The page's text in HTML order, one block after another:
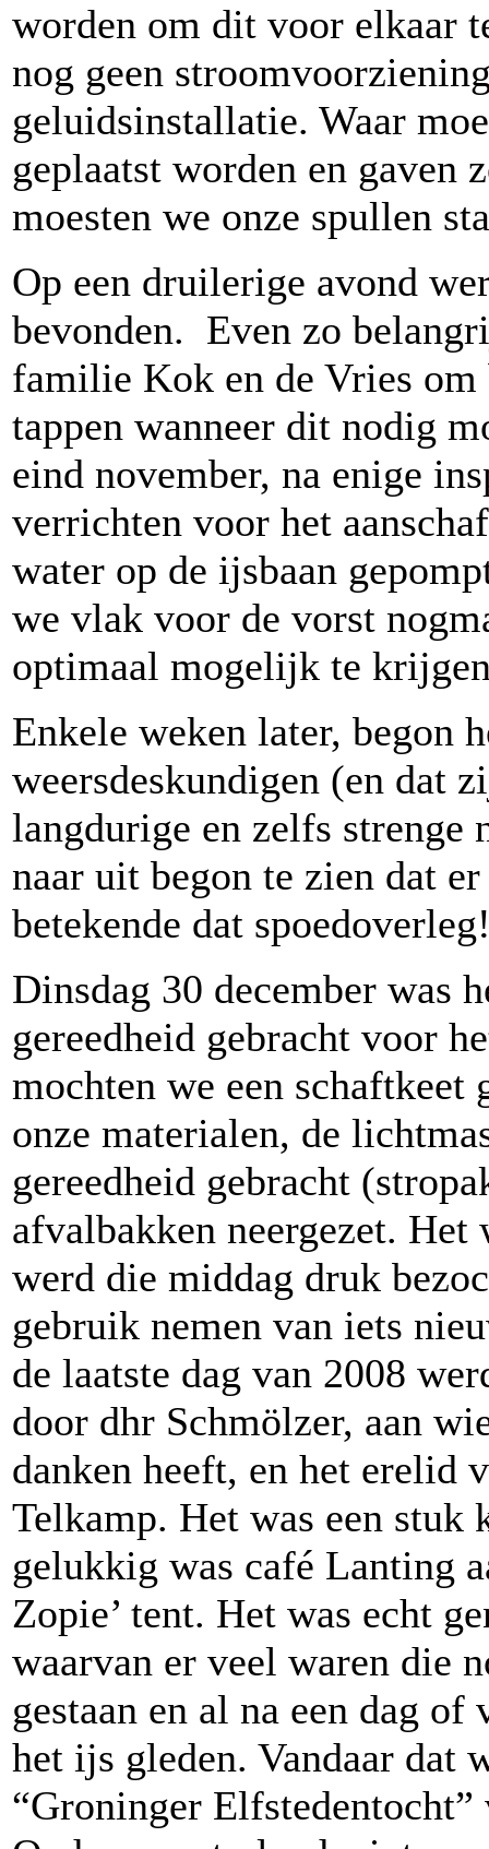
worden om dit voor elkaar
nog geen
geluidsinstallatie. Waar
geplaatst worden en gaven
moesten we onze spullen
Op een druilerige avond
bevonden. Even zo
familie Kok en de Vries
tappen wanneer dit nodig
eind november, na enige
verrichten voor het
water op de ijsbaan
we vlak voor de vorst
optimaal mogelijk te
Enkele weken later, begon
weersdeskundigen (en dat
langdurige en zelfs strenge
naar uit begon te zien dat
betekende dat
Dinsdag 30 december was
gereedheid gebracht voor
mochten we een
onze materialen, de
gereedheid gebracht
afvalbakken neergezet. Het
werd die middag druk
gebruik nemen van iets
de laatste dag van 2008
door dhr Schmölzer, aan
danken heeft, en het erelid
Telkamp. Het was een stuk
gelukkig was café Lanting
Zopie’ tent. Het was echt
waarvan er veel waren die
gestaan en al na een dag
het ijs gleden. Vandaar dat
“Groninger